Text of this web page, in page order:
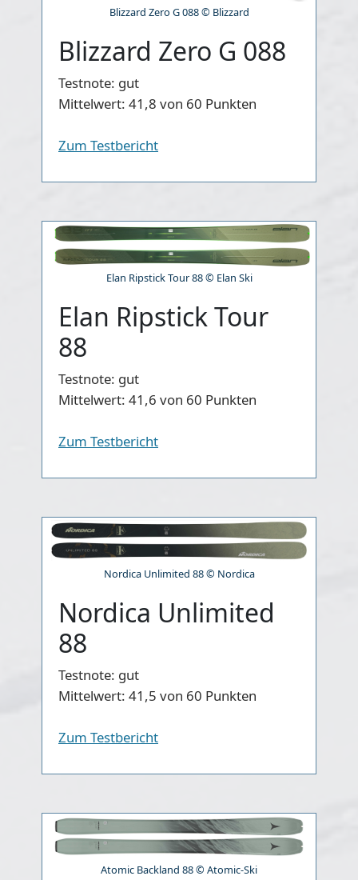
Blizzard Zero G 088 © Blizzard
Blizzard Zero G 088
Testnote: gut
Mittelwert: 41,8 von 60 Punkten
Zum Testbericht
Elan Ripstick Tour 88 © Elan Ski
Elan Ripstick Tour
88
Testnote: gut
Mittelwert: 41,6 von 60 Punkten
Zum Testbericht
Nordica Unlimited 88 © Nordica
Nordica Unlimited
88
Testnote: gut
Mittelwert: 41,5 von 60 Punkten
Zum Testbericht
Atomic Backland 88 © Atomic-Ski